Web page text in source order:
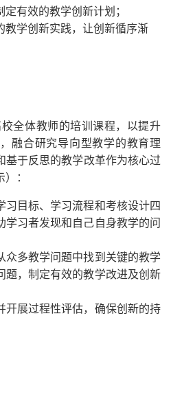
有效的教学创新计划；
教学创新实践，让创新循序渐
全体教师的培训课程，以提升
融合研究导向型教学的教育理
基于反思的教学改革作为核心过
：
习目标、学习流程和考核设计四
学习者发现和自己自身教学的问
众多教学问题中找到关键的教学
题，制定有效的教学改进及创新
开展过程性评估，确保创新的持